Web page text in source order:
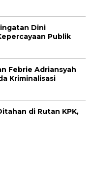
Dini
Publik
Febrie Adriansyah
Kriminalisasi
di Rutan KPK,